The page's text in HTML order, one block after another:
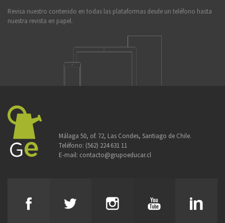
Revisa nuestro contenido en todas las plataformas desde un teléfono hasta
nuestra revista en papel.
Málaga 50, of. 72, Las Condes, Santiago de Chile.
Teléfono: (562) 224 631 11
E-mail: contacto@grupoeducar.cl